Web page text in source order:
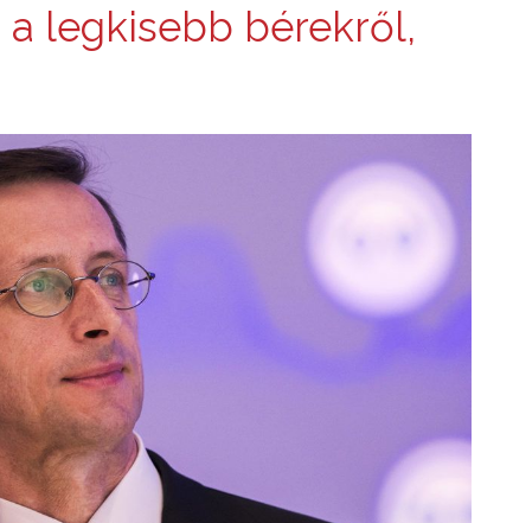
a legkisebb bérekről,